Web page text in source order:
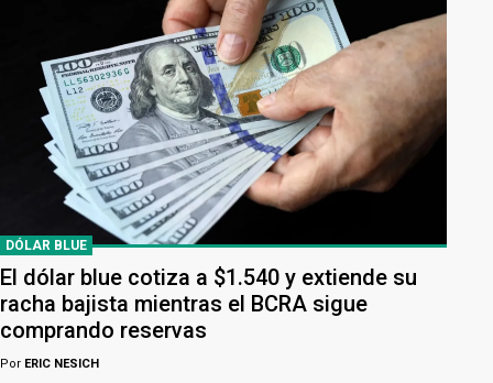
DÓLAR BLUE
El dólar blue cotiza a $1.540 y extiende su
racha bajista mientras el BCRA sigue
comprando reservas
Por ERIC NESICH